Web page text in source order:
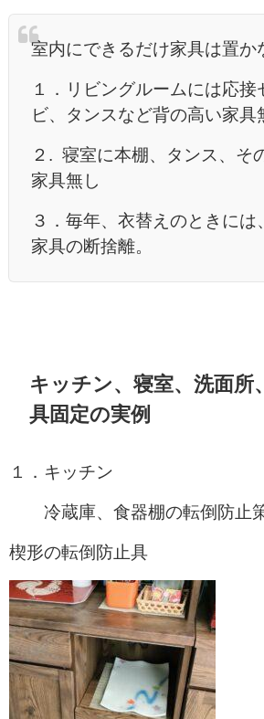
室内にできるだけ家具は置か
１．リビングルームには応接
ビ、タンスなど背の高い家具
２. 寝室に本棚、タンス、そ
家具無し
３．毎年、衣替えのときには
家具の断捨離。
キッチン、寝室、洗面所
具固定の実例
１．キッチン
冷蔵庫、食器棚の転倒防止
楔形の転倒防止具